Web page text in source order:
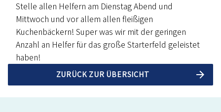
Stelle allen Helfern am Dienstag Abend und
Mittwoch und vor allem allen fleißigen
Kuchenbäckern! Super was wir mit der geringen
Anzahl an Helfer für das große Starterfeld geleistet
haben!
ZURÜCK ZUR ÜBERSICHT